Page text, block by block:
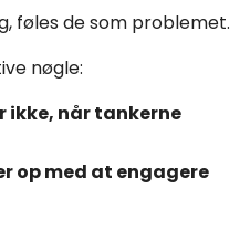
føles de som problemet.
nøgle:
når tankerne
op med at engagere